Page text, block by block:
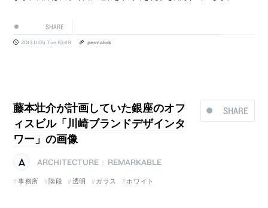
SHARE
2013.11.05 Tue 10:49 permalink
SHARE
藤本壮介が計画していた銀座のオフ
ィスビル「川崎ブランドデザインタ
ワー」の画像
ARCHITECTURE
REMARKABLE
事務所
階段 透明 ガラス ホワイト